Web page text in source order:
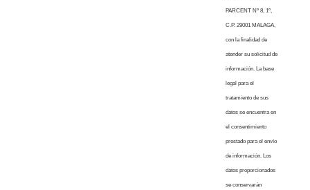
PARCENT Nº 8, 1º,
C.P. 29001 MALAGA,
con la finalidad de
atender su solicitud de
información. La base
legal para el
tratamiento de sus
datos se encuentra en
el consentimiento
prestado para el envío
de información. Los
datos proporcionados
se conservarán